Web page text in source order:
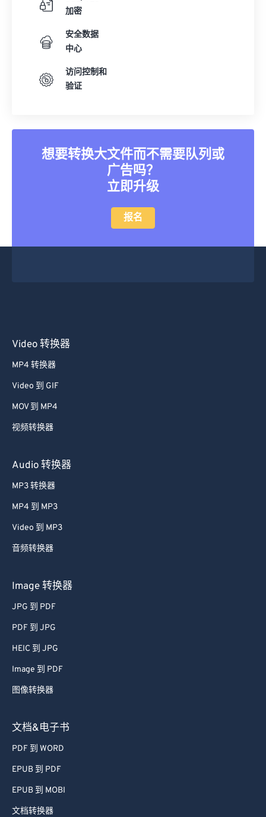
加密
安全数据
中心
访问控制和
验证
想要转换大文件而不需要队列或
广告吗？
立即升级
报名
Video 转换器
MP4 转换器
Video 到 GIF
MOV 到 MP4
视频转换器
Audio 转换器
MP3 转换器
MP4 到 MP3
Video 到 MP3
音频转换器
Image 转换器
JPG 到 PDF
PDF 到 JPG
HEIC 到 JPG
Image 到 PDF
图像转换器
文档&电子书
PDF 到 WORD
EPUB 到 PDF
EPUB 到 MOBI
文档转换器